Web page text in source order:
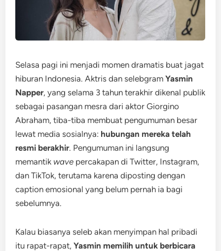
Selasa pagi ini menjadi momen dramatis buat jagat
hiburan Indonesia. Aktris dan selebgramYasmin
Napper, yang selama 3 tahun terakhir dikenal publik
sebagai pasangan mesra dari aktor Giorgino
Abraham, tiba-tiba membuat pengumuman besar
lewat media sosialnya: hubungan mereka telah
resmi berakhir. Pengumuman ini langsung
memantik wave percakapan di Twitter, Instagram,
dan TikTok, terutama karena diposting dengan
caption emosional yang belum pernah ia bagi
sebelumnya.
Kalau biasanya seleb akan menyimpan hal pribadi
itu rapat-rapat,Yasmin memilih untuk berbicara